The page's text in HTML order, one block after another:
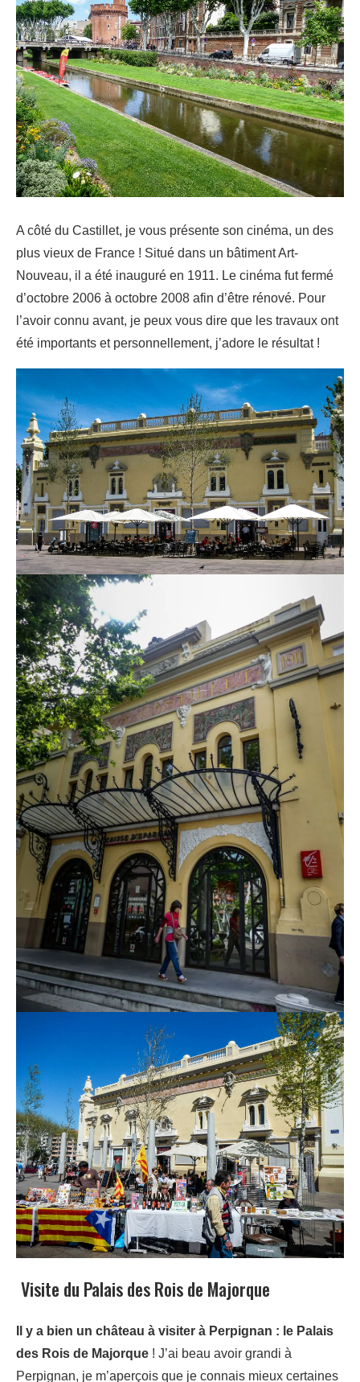
A côté du Castillet, je vous présente son cinéma, un des
plus vieux de France ! Situé dans un bâtiment Art-
Nouveau, il a été inauguré en 1911. Le cinéma fut fermé
d’octobre 2006 à octobre 2008 afin d’être rénové. Pour
l’avoir connu avant, je peux vous dire que les travaux ont
été importants et personnellement, j’adore le résultat !
Visite du Palais des Rois de Majorque
Il y a bien un château à visiter à Perpignan : le Palais
des Rois de Majorque ! J’ai beau avoir grandi à
Perpignan, je m’aperçois que je connais mieux certaines